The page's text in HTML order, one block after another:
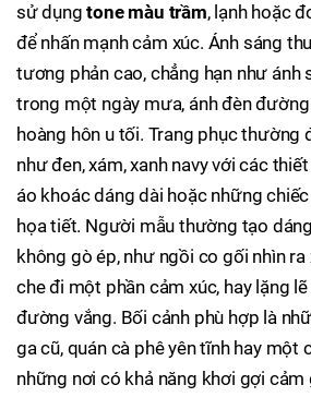
sử dụngtone màu trầm, lạnh hoặc
để nhấn mạnh cảm xúc. Ánh sáng
tương phản cao, chẳng hạn như ánh
trong một ngày mưa, ánh đèn
hoàng hôn u tối. Trang phục thường
như đen, xám, xanh navy với các
áo khoác dáng dài hoặc những
họa tiết. Người mẫu thường tạo
không gò ép, như ngồi co gối nhìn ra
che đi một phần cảm xúc, hay lặng
đường vắng. Bối cảnh phù hợp là
ga cũ, quán cà phê yên tĩnh hay một
những nơi có khả năng khơi gợi cảm